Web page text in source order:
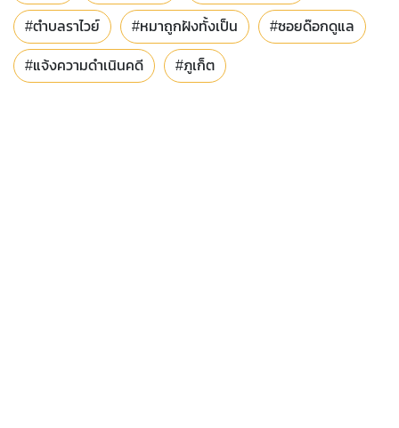
#ตำบลราไวย์ #หมาถูกฝังทั้งเป็น #ซอยด๊อกดูแล
#แจ้งความดำเนินคดี #ภูเก็ต